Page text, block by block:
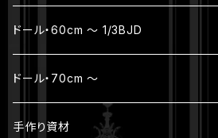
パーツ
ウィッグ
アウトフィット
ヘッド
ボディ（素体）
パーツ
ボディ
ジュエリー
本体セット（ヘッド + ボディ）
ヘッド
ドール・60cm ～ 1/3BJD
ジュエリー
ヘッド
ドール・70cm ～
ジュエリー
手作り資材